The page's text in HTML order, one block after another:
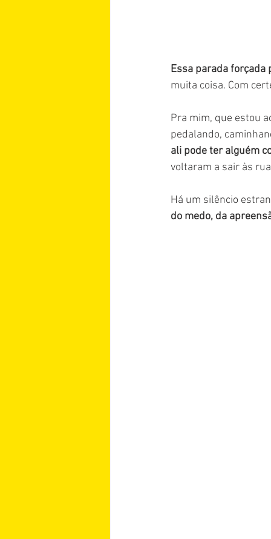
Essa parada forçada
muita coisa. Com
Pra mim, que estou
pedalando,
ali pode ter alguém
voltaram a sair às
Há um silêncio
do medo, da